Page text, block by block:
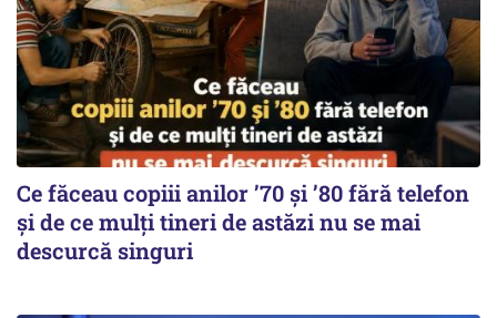
Ce făceau copiii anilor ’70 și ’80 fără telefon
și de ce mulți tineri de astăzi nu se mai
descurcă singuri